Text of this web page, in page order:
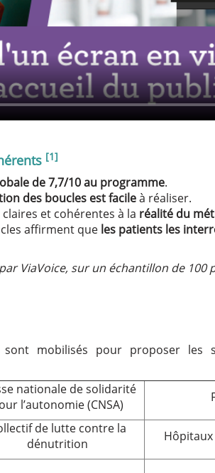
Done
[1]
de 7,7/10 au programme.
des boucles est facileà réaliser.
et cohérentes à la réalité du
affirment que les patients les
ViaVoice, sur un échantillon de 100
mobilisés pour proposer les
nationale de solidarité
l’autonomie (CNSA)
de lutte contre la
dénutrition